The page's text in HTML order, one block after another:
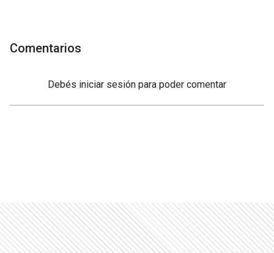
Comentarios
Debés iniciar sesión para poder comentar